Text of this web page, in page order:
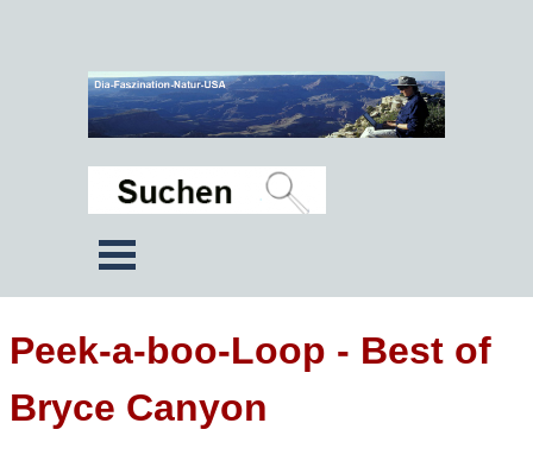
Peek-a-boo-Loop - Best of
Bryce Canyon